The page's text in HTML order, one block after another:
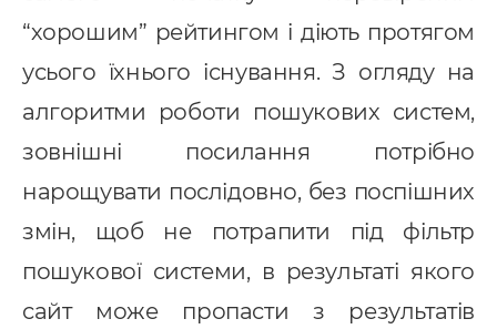
“хорошим” рейтингом і діють протягом
усього їхнього існування. З огляду на
алгоритми роботи пошукових систем,
зовнішні посилання потрібно
нарощувати послідовно, без поспішних
змін, щоб не потрапити під фільтр
пошукової системи, в результаті якого
сайт може пропасти з результатів